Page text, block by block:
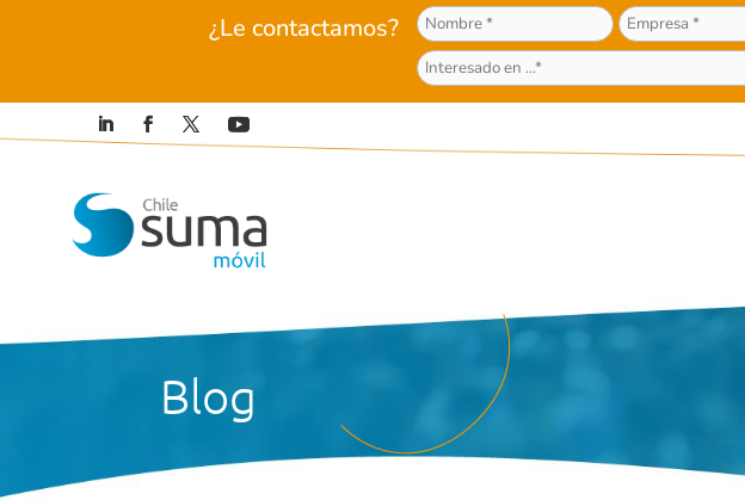
¿Le contactamos?
Blog